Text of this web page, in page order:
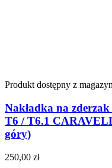
Produkt dostępny z
Nakładka na
T6 / T6.1
góry)
250,00 zł